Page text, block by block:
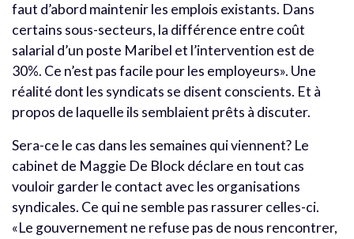
faut d’abord maintenir les emplois existants. Dans
certains sous-secteurs, la différence entre coût
salarial d’un poste Maribel et l’intervention est de
30%. Ce n’est pas facile pour les employeurs». Une
réalité dont les syndicats se disent conscients. Et à
propos de laquelle ils semblaient prêts à discuter.
Sera-ce le cas dans les semaines qui viennent? Le
cabinet de Maggie De Block déclare en tout cas
vouloir garder le contact avec les organisations
syndicales. Ce qui ne semble pas rassurer celles-ci.
«Le gouvernement ne refuse pas de nous rencontrer,